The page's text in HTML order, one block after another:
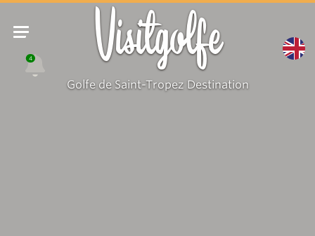
4 Visitgolfe
Golfe de Saint-Tropez Destination